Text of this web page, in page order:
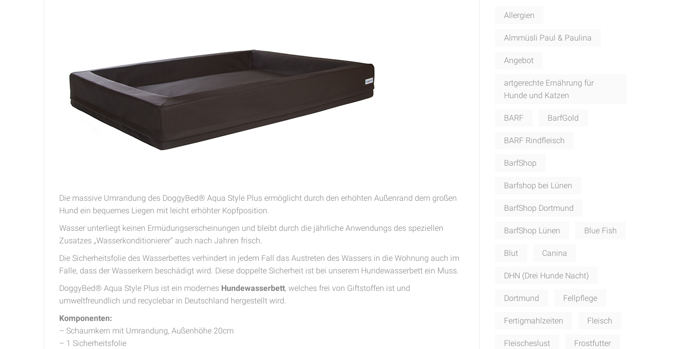
Die massive Umrandung des DoggyBed® Aqua Style Plus ermöglicht durch den erhöhten Außenrand dem großen
Hund ein bequemes Liegen mit leicht erhöhter Kopfposition.
Wasser unterliegt keinen Ermüdungserscheinungen und bleibt durch die jährliche Anwendungs des speziellen
Zusatzes „Wasserkonditionierer“ auch nach Jahren frisch.
Die Sicherheitsfolie des Wasserbettes verhindert in jedem Fall das Austreten des Wassers in die Wohnung auch im
Falle, dass der Wasserkern beschädigt wird. Diese doppelte Sicherheit ist bei unserem Hundewasserbett ein Muss.
DoggyBed® Aqua Style Plus ist ein modernes Hundewasserbett, welches frei von Giftstoffen ist und
umweltfreundlich und recyclebar in Deutschland hergestellt wird.
Komponenten:
– Schaumkern mit Umrandung, Außenhöhe 20cm
– 1 Sicherheitsfolie
Allergien
Almmüsli Paul & Paulina
Angebot
artgerechte Ernährung für
Hunde und Katzen
BARF BarfGold
BARF Rindfleisch
BarfShop
Barfshop bei Lünen
BarfShop Dortmund
BarfShop Lünen Blue Fish
Blut Canina
DHN (Drei Hunde Nacht)
Dortmund Fellpflege
Fertigmahlzeiten Fleisch
Fleischeslust Frostfutter